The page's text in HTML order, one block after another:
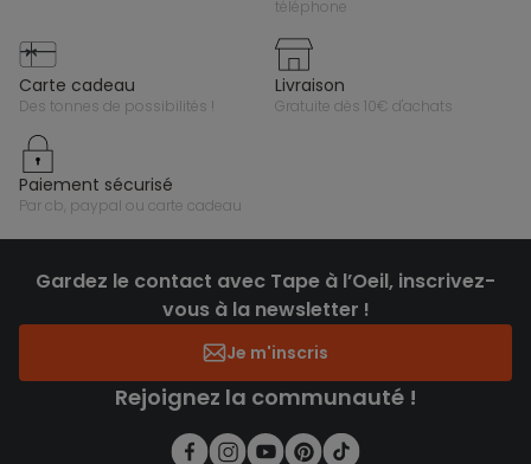
téléphone
carte cadeau
des tonnes de possibilités !
livraison
gratuite dès 10€ d'achats
paiement sécurisé
par cb, paypal ou carte cadeau
Gardez le contact avec Tape à l’Oeil, inscrivez-
vous à la newsletter !
Je m'inscris
Rejoignez la communauté !